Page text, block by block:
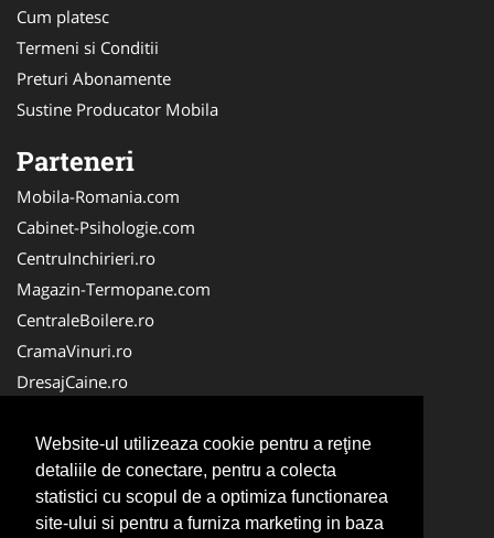
Website-ul utilizeaza cookie pentru a reţine
detaliile de conectare, pentru a colecta
statistici cu scopul de a optimiza functionarea
site-ului si pentru a furniza marketing in baza
Cum platesc
Termeni si Conditii
Preturi Abonamente
Sustine Producator Mobila
Parteneri
Mobila-Romania.com
Cabinet-Psihologie.com
CentruInchirieri.ro
Magazin-Termopane.com
CentraleBoilere.ro
CramaVinuri.ro
DresajCaine.ro
Alpinist-Utilitar.com
Birouri-Cadastru.ro
FirmaTractariAuto.ro